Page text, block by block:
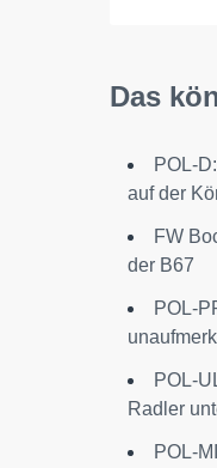
Das
POL-
auf der
FW
der B67
POL-
POL-
Radler
POL-